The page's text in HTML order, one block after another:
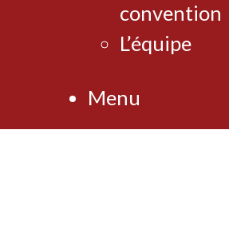
convention
L’équipe
Menu